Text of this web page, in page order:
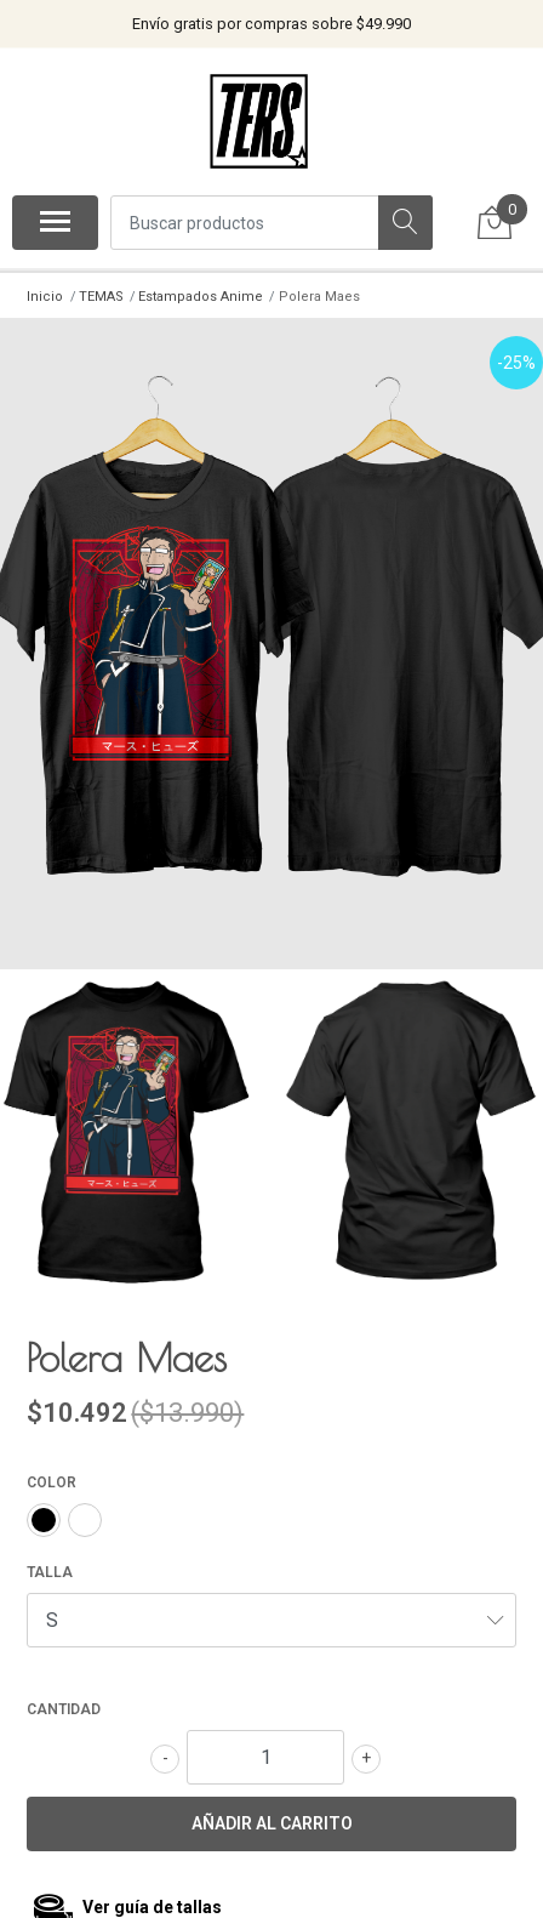
Envío gratis por compras sobre $49.990
0
Inicio TEMAS Estampados Anime Polera Maes
-25%
Polera Maes
$10.492($13.990)
COLOR
TALLA
CANTIDAD
+
-
Ver guía de tallas